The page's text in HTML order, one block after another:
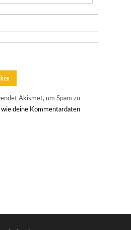
Akismet, um Spam zu
wie deine Kommentardaten